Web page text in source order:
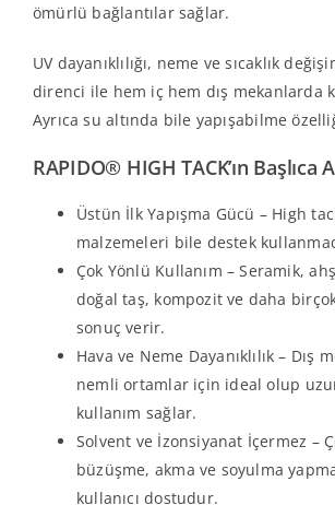
ömürlü bağlantılar sağlar.
UV dayanıklılığı, neme ve sıcaklık
direnci ile hem iç hem dış mekanlarda
Ayrıca su altında bile yapışabilme
RAPIDO® HIGH TACK’ın Başlıca
Üstün İlk Yapışma Gücü – High
malzemeleri bile destek
Çok Yönlü Kullanım – Seramik,
doğal taş, kompozit ve daha
sonuç verir.
Hava ve Neme Dayanıklılık – Dış
nemli ortamlar için ideal olup
kullanım sağlar.
Solvent ve İzonsiyanat İçermez –
büzüşme, akma ve soyulma
kullanıcı dostudur.